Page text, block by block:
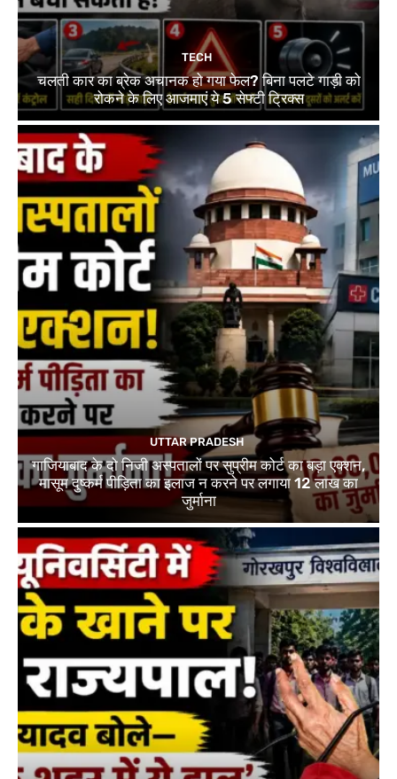
TECH
चलती कार का ब्रेक अचानक हो गया फेल? बिना पलटे गाड़ी को
रोकने के लिए आजमाएं ये 5 सेफ्टी ट्रिक्स
UTTAR PRADESH
गाजियाबाद के दो निजी अस्पतालों पर सुप्रीम कोर्ट का बड़ा एक्शन,
मासूम दुष्कर्म पीड़िता का इलाज न करने पर लगाया 12 लाख का
जुर्माना